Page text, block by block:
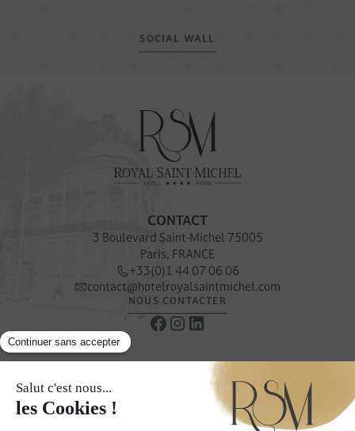
SOCIAL WALL
CONTACT
3 Boulevard Saint-Michel 75005
Paris, FRANCE
+33(0)1 44 07 06 06
contact@hotelroyalsaintmichel.com
NOUS CONTACTER
NEWSLETTER
Recevoir nos offres & promotions privilégiées
S’INSCRIRE À LA NEWSLETTER